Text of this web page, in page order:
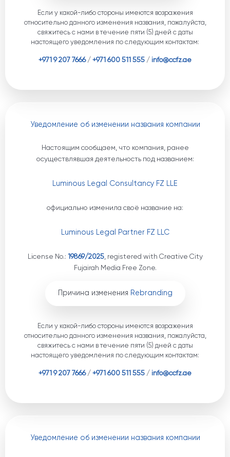
Если у какой-либо стороны имеются возражения
относительно данного изменения названия, пожалуйста,
свяжитесь с нами в течение пяти (5) дней с даты
настоящего уведомления по следующим контактам:
+971 9 207 7666/ +971 600 511 555 / info@ccfz.ae
Уведомление об изменении названия компании
Настоящим сообщаем, что компания, ранее
осуществлявшая деятельность под названием:
Luminous Legal Consultancy FZ LLE
официально изменила своё название на:
Luminous Legal Partner FZ LLC
License No.: 19869/2025, registered with Creative City
Fujairah Media Free Zone.
Причина изменения Rebranding
Если у какой-либо стороны имеются возражения
относительно данного изменения названия, пожалуйста,
свяжитесь с нами в течение пяти (5) дней с даты
настоящего уведомления по следующим контактам:
+971 9 207 7666/ +971 600 511 555 / info@ccfz.ae
Уведомление об изменении названия компании